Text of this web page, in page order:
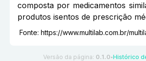
composta por medicamentos
produtos isentos de prescrição
Fonte: https://www.multilab.com.br/
Versão da página: 0.1.0 ●Histórico